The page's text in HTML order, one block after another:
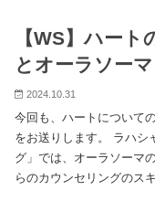
【WS】ハー
とオーラソーマ
2024.10.31
今回も、ハートについて
をお送りします。 ラハシ
グ」では、オーラソーマ
らのカウンセリングのス